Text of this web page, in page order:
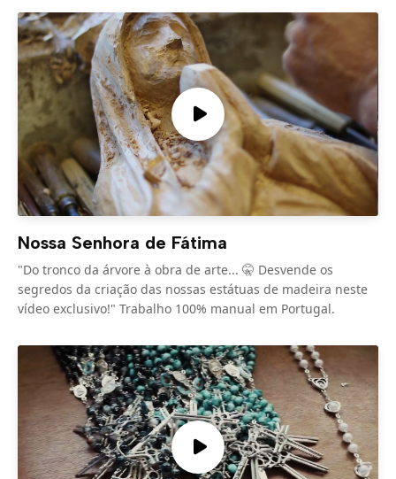
Nossa Senhora de Fátima
"Do tronco da árvore à obra de arte... 🤫 Desvende os
segredos da criação das nossas estátuas de madeira neste
vídeo exclusivo!" Trabalho 100% manual em Portugal.